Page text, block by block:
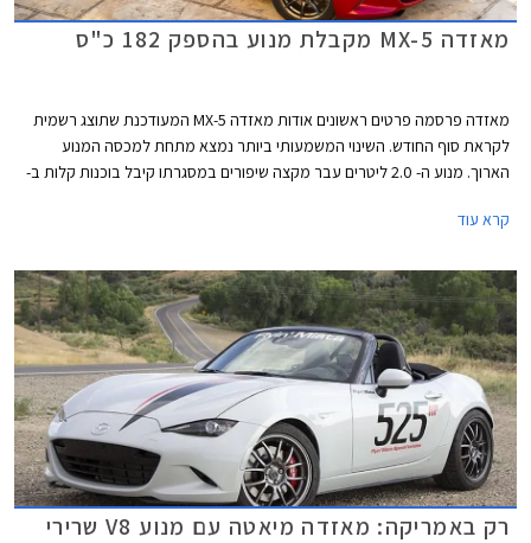
מאזדה MX-5 מקבלת מנוע בהספק 182 כ"ס
מאזדה פרסמה פרטים ראשונים אודות מאזדה MX-5 המעודכנת שתוצג רשמית
לקראת סוף החודש. השינוי המשמעותי ביותר נמצא מתחת למכסה המנוע
הארוך. מנוע ה- 2.0 ליטרים עבר מקצה שיפורים במסגרתו קיבל בוכנות קלות ב-
ומערכת פליטה עבה יותר.
קרא עוד
רק באמריקה: מאזדה מיאטה עם מנוע V8 שרירי